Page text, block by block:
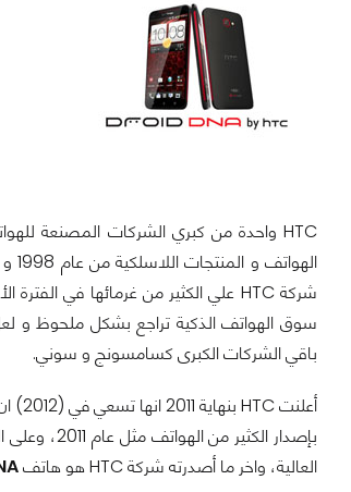
HTC
شركةHTC
سوق الهواتف الذكية تراجع بشكل ملحوظ و
باقي الشركات الكبرى كسامسونج و سوني.
أعلنتHTC بنهاية 2011 انها تسعي في (2012) ان تهتم بجودة الهواتف التي ستنتجها ولن تهتم بعددها وهذا فعلاً ما حققته
بإصدار الكثير من الهواتف مثل عام 2011، وعلى الجانب الاخر رأينا الكثير من الهواتف المميزة في 2012 من أهمها سلسلة هواتف
العالية، واخر ما أصدرته شركةHTCهو هاتف